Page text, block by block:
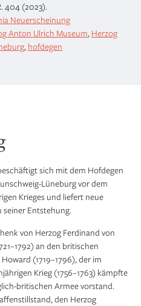
404 (2023).
Neuerscheinung
Anton Ulrich Museum, Herzog
, hofdegen
sich mit dem Hofdegen
Lüneburg vor dem
Krieges und liefert neue
seiner Entstehung.
von Herzog Ferdinand von
an den britischen
(1719–1796), der im
Krieg (1756–1763) kämpfte
britischen Armee vorstand.
den Herzog